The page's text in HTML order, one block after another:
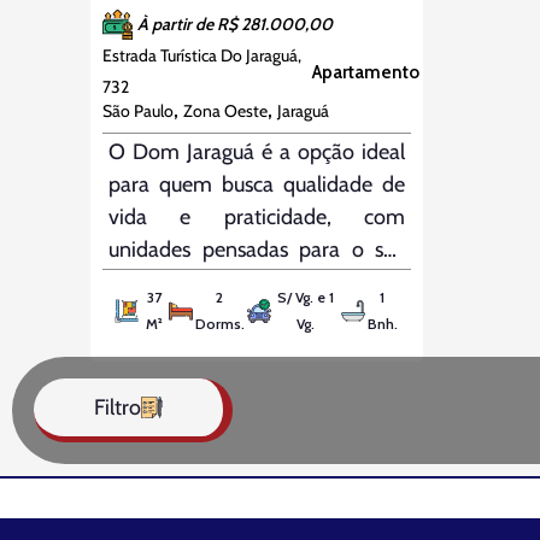
À partir de R$ 281.000,00
Estrada Turística Do Jaraguá,
732
Apartamento
São Paulo, Zona Oeste, Jaraguá
O Dom Jaraguá é a opção ideal
para quem busca qualidade de
vida e praticidade, com
unidades pensadas para o seu
Localizado em Jaraguá, a poucos
região, como a Rodovia
Anhanguera (800m) e a
Rodovia dos Bandeirantes (2,5
km), além de
37
M²
2
Dorms.
S/ Vg. e 1
Vg.
1
Bnh.
Filtro